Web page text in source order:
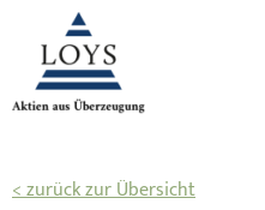
< zurück zur Übersicht